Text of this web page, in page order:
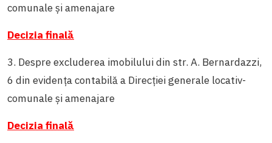
comunale și amenajare
Decizia finală
3. Despre excluderea imobilului din str. A. Bernardazzi,
6 din evidența contabilă a Direcției generale locativ-
comunale și amenajare
Decizia finală